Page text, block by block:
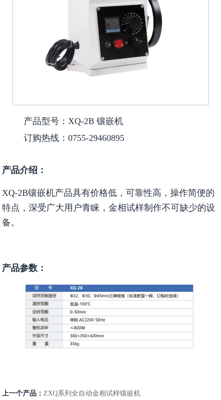
产品型号：XQ-2B 镶嵌机
订购热线：0755-29460895
产品介绍：
XQ-2B镶嵌机产品具有价格低，可靠性高，操作简便的
特点，深受广大用户青睐，金相试样制作不可缺少的设
备。
产品参数：
上一个产品： ZXQ系列全自动金相试样镶嵌机